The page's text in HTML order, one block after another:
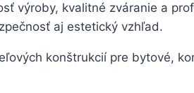
výroby, kvalitné zváranie a
aj estetický vzhľad.
konštrukcií pre bytové,